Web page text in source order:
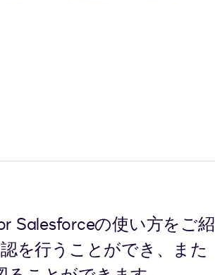
Salesforceの使い方をご紹
を行うことができ、また